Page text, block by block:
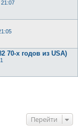
21:07
70-х годов из USA)
Перейти